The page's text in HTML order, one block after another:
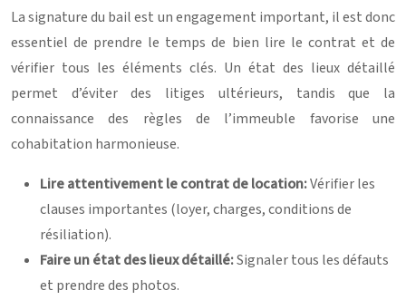
La signature du bail est un engagement important, il est donc
essentiel de prendre le temps de bien lire le contrat et de
vérifier tous les éléments clés. Un état des lieux détaillé
permet d’éviter des litiges ultérieurs, tandis que la
connaissance des règles de l’immeuble favorise une
cohabitation harmonieuse.
Lire attentivement le contrat de location:Vérifier les
clauses importantes (loyer, charges, conditions de
résiliation).
Faire un état des lieux détaillé:Signaler tous les défauts
et prendre des photos.